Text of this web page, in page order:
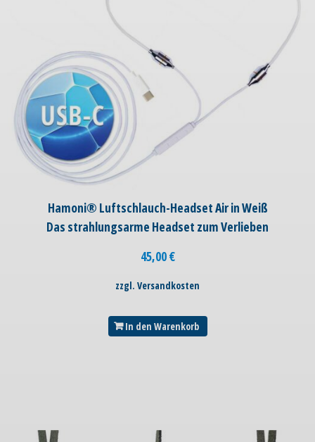
Hamoni® Luftschlauch-Headset Air in Weiß
Das strahlungsarme Headset zum Verlieben
45,00€
zzgl. Versandkosten
In den Warenkorb